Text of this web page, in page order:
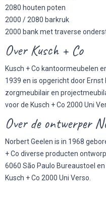
2080 houten poten
2000 / 2080 barkruk
2000 bank met traverse
Over Kusch + Co
Kusch + Co kantoormeubelen
1939 en is opgericht door
zorgmeubilairen
voor de Kusch + Co 2000 Uni
Over de ontwerper
Norbert Geelen is in 1968
+ Co diverse producten
6060 São Paulo Bureaustoel
Kusch + Co 2000 Uni Verso.